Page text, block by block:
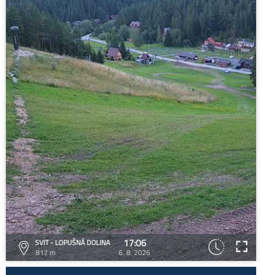
SVIT - LOPUŠNÁ DOLINA
817 m
17:06
6. 8. 2026